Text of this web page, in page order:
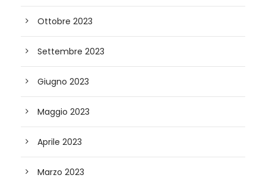
Ottobre 2023
Settembre 2023
Giugno 2023
Maggio 2023
Aprile 2023
Marzo 2023